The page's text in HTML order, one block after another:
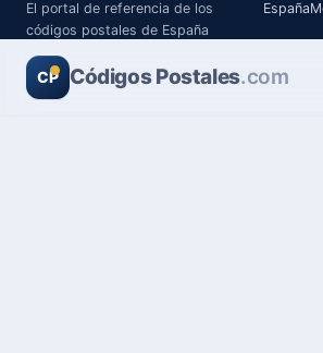
El portal de referencia de los
códigos postales de España
España
CP Códigos Postales.com